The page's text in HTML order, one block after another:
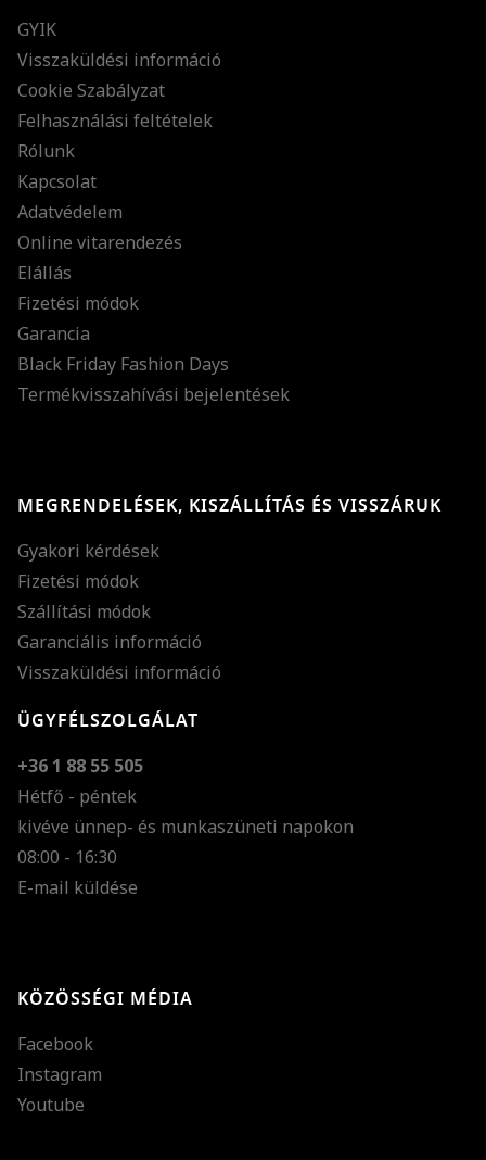
GYIK
Visszaküldési információ
Cookie Szabályzat
Felhasználási feltételek
Rólunk
Kapcsolat
Adatvédelem
Online vitarendezés
Elállás
Fizetési módok
Garancia
Black Friday Fashion Days
Termékvisszahívási bejelentések
MEGRENDELÉSEK, KISZÁLLÍTÁS ÉS VISSZÁRUK
Gyakori kérdések
Fizetési módok
Szállítási módok
Garanciális információ
Visszaküldési információ
ÜGYFÉLSZOLGÁLAT
+36 1 88 55 505
Hétfő - péntek
kivéve ünnep- és munkaszüneti napokon
08:00 - 16:30
E-mail küldése
KÖZÖSSÉGI MÉDIA
Facebook
Instagram
Youtube